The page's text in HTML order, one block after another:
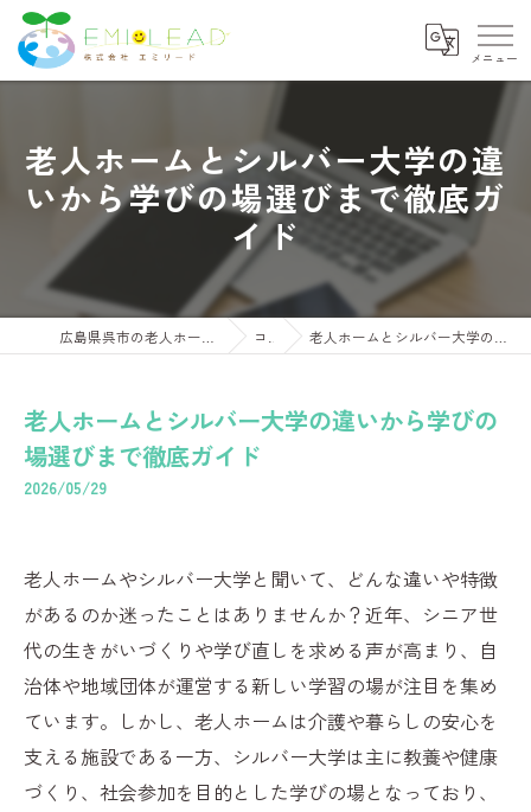
老人ホームとシルバー大学の違
いから学びの場選びまで徹底ガ
イド
コラム 老人ホームとシルバー大学の違いから学びの場選びまで徹底ガイド
老人ホームとシルバー大学の違いから学びの
場選びまで徹底ガイド
2026/05/29
老人ホームやシルバー大学と聞いて、どんな違いや特徴
があるのか迷ったことはありませんか？近年、シニア世
代の生きがいづくりや学び直しを求める声が高まり、自
治体や地域団体が運営する新しい学習の場が注目を集め
ています。しかし、老人ホームは介護や暮らしの安心を
支える施設である一方、シルバー大学は主に教養や健康
づくり、社会参加を目的とした学びの場となっており、